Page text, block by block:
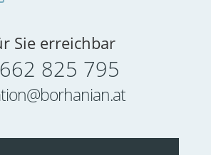
Sie erreichbar
825 795